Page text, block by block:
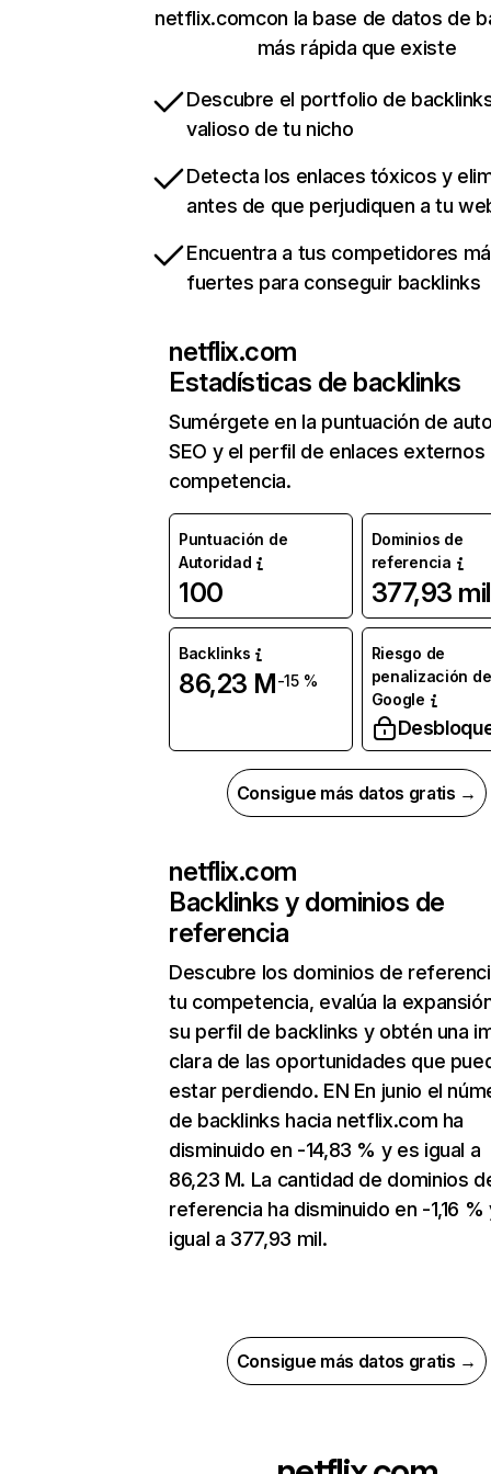
netflix.comcon la base de datos de
más rápida que existe
Descubre el portfolio de
valioso de tu nicho
Detecta los enlaces tóxicos y
antes de que perjudiquen a tu
Encuentra a tus competidores
fuertes para conseguir backlinks
netflix.com
Estadísticas de backlinks
Sumérgete en la puntuación de
SEO y el perfil de enlaces externos
competencia.
Puntuación de
Autoridad
100
Dominios de
referencia
377,93 mil
Backlinks
86,23 M-15 %
Riesgo de
penalización de
Google
Consigue más datos gratis →
netflix.com
Backlinks y dominios de
referencia
Descubre los dominios de
tu competencia, evalúa la
su perfil de backlinks y obtén una
clara de las oportunidades que
estar perdiendo. EN En junio el
de backlinks hacia netflix.com ha
disminuido en -14,83 % y es igual a
86,23 M. La cantidad de dominios
referencia ha disminuido en -1,16 %
igual a 377,93 mil.
Consigue más datos gratis →